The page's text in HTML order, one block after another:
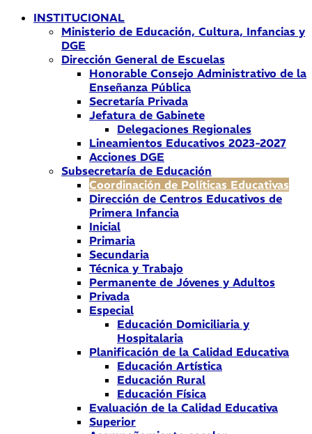
INSTITUCIONAL
Ministerio de Educación, Cultura, Infancias y
DGE
Dirección General de Escuelas
Honorable Consejo Administrativo de la
Enseñanza Pública
Secretaría Privada
Jefatura de Gabinete
Delegaciones Regionales
Lineamientos Educativos 2023-2027
Acciones DGE
Subsecretaría de Educación
Coordinación de Políticas Educativas
Dirección de Centros Educativos de
Primera Infancia
Inicial
Primaria
Secundaria
Técnica y Trabajo
Permanente de Jóvenes y Adultos
Privada
Especial
Educación Domiciliaria y
Hospitalaria
Planificación de la Calidad Educativa
Educación Artística
Educación Rural
Educación Física
Evaluación de la Calidad Educativa
Superior